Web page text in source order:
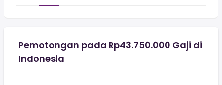
Pemotongan pada Rp43.750.000 Gaji di
Indonesia